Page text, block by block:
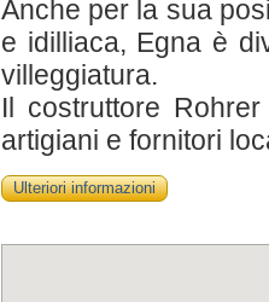
Anche per la sua
e idilliaca, Egna è
villeggiatura.
Il costruttore
artigiani e fornitori
Ulteriori informazioni